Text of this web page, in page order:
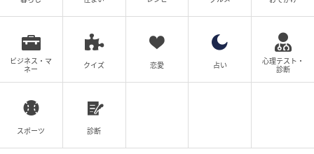
ビジネス・マ
ネー
クイズ 恋愛 占い
心理テスト・
診断
スポーツ 診断